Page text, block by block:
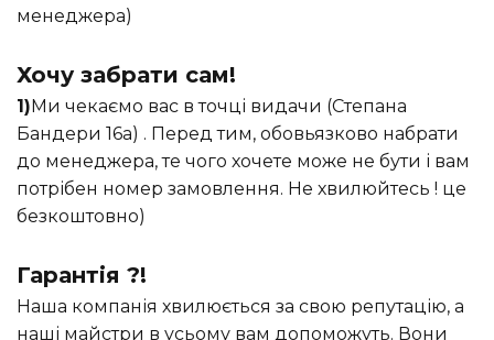
менеджера)
Хочу забрати сам!
1)Ми чекаємо вас в точці видачи (Степана
Бандери 16а) . Перед тим, обовьязково набрати
до менеджера, те чого хочете може не бути і вам
потрібен номер замовлення. Не хвилюйтесь ! це
безкоштовно)
Гарантія ?!
Наша компанія хвилюється за свою репутацію, а
наші майстри в усьому вам допоможуть. Вони